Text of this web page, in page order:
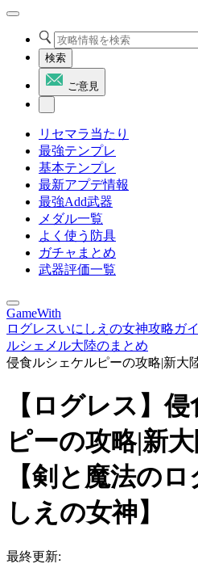
検索
ご意見
リセマラ当たり
最強テンプレ
基本テンプレ
最新アプデ情報
最強Add武器
メダル一覧
よく使う防具
ガチャまとめ
武器評価一覧
GameWith
ログレスいにしえの女神攻略ガ
ルシェメル大陸のまとめ
侵食ルシェケルピーの攻略|新大
【ログレス】
ピーの攻略|新
【剣と魔法の
しえの女神】
最終更新: